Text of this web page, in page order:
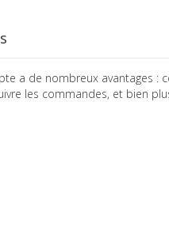
a de nombreux avantages :
les commandes, et bien